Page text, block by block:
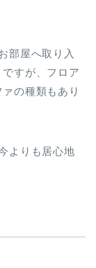
部屋へ取り入
すが、フロア
の種類もあり
よりも居心地